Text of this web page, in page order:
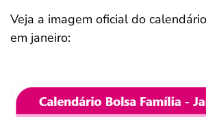
Veja a imagem oficial do
em janeiro: